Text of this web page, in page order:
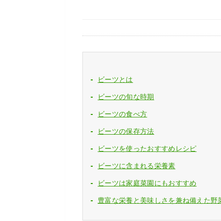
ビーツとは
ビーツの旬な時期
ビーツの食べ方
ビーツの保存方法
ビーツを使ったおすすめレシピ
ビーツに含まれる栄養素
ビーツは家庭菜園にもおすすめ
豊富な栄養と美味しさを兼ね備えた野